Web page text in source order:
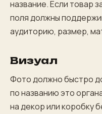
название. Если товар
поля должны
аудиторию, размер,
Визуал
Фото должно быстро
по названию это
на декор или коробку